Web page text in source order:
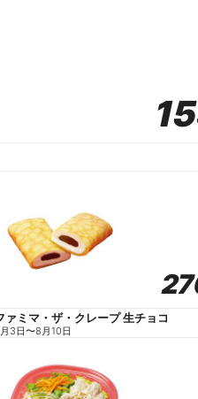
ァミマ・ザ・クレープ 生チョコ
3日〜8月10日